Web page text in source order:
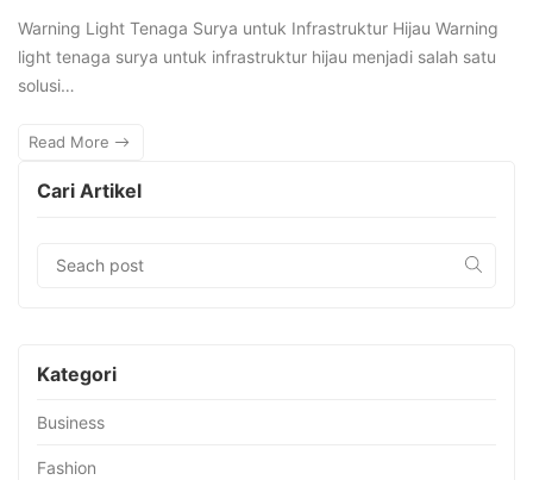
Warning Light Tenaga Surya untuk Infrastruktur Hijau Warning
light tenaga surya untuk infrastruktur hijau menjadi salah satu
solusi…
Read More
Cari Artikel
Kategori
Business
Fashion